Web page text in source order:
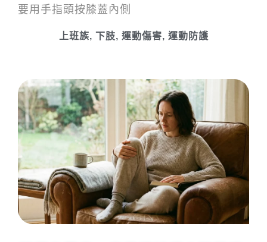
要用手指頭按膝蓋內側
上班族, 下肢, 運動傷害, 運動防護